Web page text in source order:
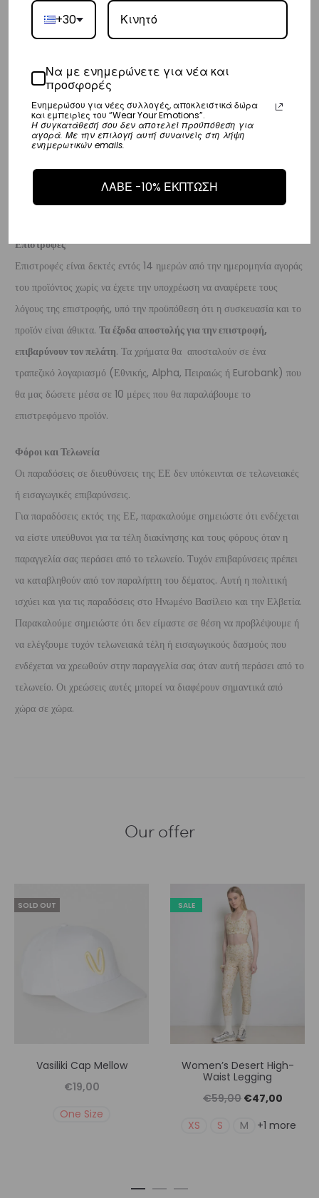
παράδοσή σας.
– Οι χρόνοι παράδοσης κυμαίνονται συνήθως από 3-8 εργάσιμες
Διεθνή
– Τα έξοδα αποστολής για όλο τον υπόλοιπο κόσμο είναι στα
– Η συνεργαζόμενη εταιρεία ταχυμεταφορών,
DHL
, θα αναλάβει την
παράδοσή σας.
– Οι χρόνοι παράδοσης κυμαίνονται συνήθως από 3-10 εργάσιμες
ημέρες.
Επιστροφές
Επιστροφές είναι δεκτές εντός 14 ημερών από την ημερομηνία αγοράς
του προϊόντος χωρίς να έχετε την υποχρέωση να αναφέρετε τους
λόγους της επιστροφής, υπό την προϋπόθεση ότι η συσκευασία και το
προϊόν είναι άθικτα. Τα έξοδα αποστολής για την επιστροφή,
επιβαρύνουν τον πελάτη. Τα χρήματα θα αποσταλούν σε ένα
τραπεζικό λογαριασμό (Εθνικής, Alpha, Πειραιώς ή Eurobank) που
θα μας δώσετε μέσα σε 10 μέρες που θα παραλάβουμε το
επιστρεφόμενο προϊόν.
Φόροι και Τελωνεία
Οι παραδόσεις σε διευθύνσεις της ΕΕ δεν υπόκεινται σε τελωνειακές
ή εισαγωγικές επιβαρύνσεις.
Για παραδόσεις εκτός της ΕΕ, παρακαλούμε σημειώστε ότι ενδέχεται
να είστε υπεύθυνοι για τα τέλη διακίνησης και τους φόρους όταν η
παραγγελία σας περάσει από το τελωνείο. Τυχόν επιβαρύνσεις πρέπει
να καταβληθούν από τον παραλήπτη του δέματος. Αυτή η πολιτική
ισχύει και για τις παραδόσεις στο Ηνωμένο Βασίλειο και την Ελβετία.
Παρακαλούμε σημειώστε ότι δεν είμαστε σε θέση να προβλέψουμε ή
να ελέγξουμε τυχόν τελωνειακά τέλη ή εισαγωγικούς δασμούς που
ενδέχεται να χρεωθούν στην παραγγελία σας όταν αυτή περάσει από το
τελωνείο. Οι χρεώσεις αυτές μπορεί να διαφέρουν σημαντικά από
χώρα σε χώρα.
Our offer
SOLD OUT
Vasiliki Cap Mellow
€19,00
One Size
SALE
Women’s Desert High-
Waist Legging
€59,00 Original
price
€47,00
XS S M +1 more
+30
Να με ενημερώνετε για νέα και
προσφορές
Ενημερώσου για νέες συλλογές, αποκλειστικά δώρα
και εμπειρίες του “Wear Your Emotions”.
Η συγκατάθεσή σου δεν αποτελεί προϋπόθεση για
αγορά. Με την επιλογή αυτή συναινείς στη λήψη
ενημερωτικών emails.
ΛΑΒΕ -10% ΕΚΠΤΩΣΗ